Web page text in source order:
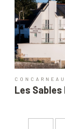
Les Sables